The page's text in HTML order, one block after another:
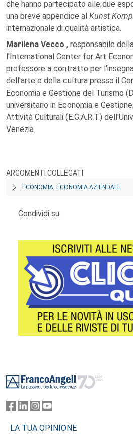
che hanno partecipato alle due
una breve appendice al Kunst
internazionale di qualità artistica.
Marilena Vecco , responsabile
l'International Center for Art
professore a contratto per
dell'arte e della cultura presso il
Economia e Gestione del Turismo
universitario in Economia e
Attività Culturali (E.G.A.R.T.)
Venezia.
ARGOMENTI COLLEGATI
ECONOMIA, ECONOMIA AZIENDALE
Condividi su:
LA TUA OPINIONE